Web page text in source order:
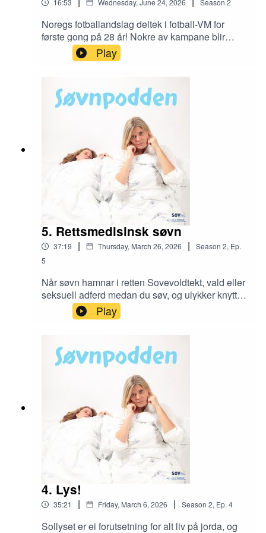
Noregs fotballandslag deltek i fotball-VM for
første gong på 28 år! Nokre av kampane blir
spela om natta norsk tid, og plutseleg står vi
framfor eit vanskeleg val: fotball eller søvn?I
denne episoden snakkar vi med fotballentusiast
og søvnprofessor Bjørn Bjorvatn om to ting han
er spesielt oppteken av – søvn og fotball. Er det
eigentleg forsvarleg å ofre nattesøvnen for
fotballglede? Eller let det seg gjere å kombinere
VM og søvn?Søvnpodden gir deg dei praktiske
råda du treng for å kunne sjå VM-kampane utan
at det går for mykje utover søvnen.
Play
5. Rettsmedisinsk søvn
37:19 | Thursday, March 26, 2026 | Season 2, Ep.
5
Når søvn hamnar i retten Sovevoldtekt, vald eller
seksuell adferd medan du søv, og ulykker knytt til
søvnighet, utfordrar både rettsvesenet og
fagmiljøa. Men er det virkelig mogleg å sove seg
gjennom eit overgrep – eller å gjennomføre eit
samleie i søvne? I denne episoden møter vi
Ståle Pallesen, professor i psykologi ved
Universitetet i Bergen - og landets mest erfarne
sakkyndige på søvnrelaterte straffesaker.
Play
4. Lys!
35:21 | Friday, March 6, 2026 | Season 2, Ep. 4
Sollyset er ei forutsetning for alt liv på jorda, og